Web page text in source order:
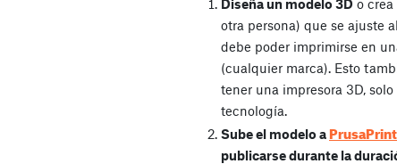
Diseña un modelo 3D o
otra persona) que se ajuste
debe poder imprimirse en
(cualquier marca). Esto
tener una impresora 3D,
tecnología.
Sube el modelo a
publicarse durante la